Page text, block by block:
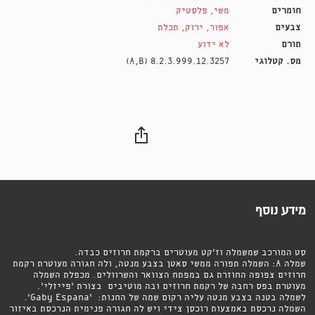
חומרים
משי, פלסטיק
צבעים
אפור, ירוק, תכלת
תורם
לא ידוע
מס. קטלוגי
8.2.3.999.12.3257 (A,B)
מידע נוסף
סט המורכב שמשמלה וז׳קט מעוטרים ברקמת חרוזים כבדה.
שמלה A: השמלה תפורה ממשי סאטן בצבע מנטה, ולה חגורה מעוטרת רקמת
חרוזים צפופה החוזרת גם במפתח הצוואר והשרוולים. מכפלת השמלה
מעוטרת בפס רחבה של רקמת חרוזים ובה מוטיבים בצורת 'פייזלי'.
לשמלה בטנה בצבע מנטה עליה רקום שמה של החנות: 'Gaby Espana'.
השמלה נרכסת באמצעות רוכסן צידי ויש לה חגורה פנימית הנרכסת באיזור